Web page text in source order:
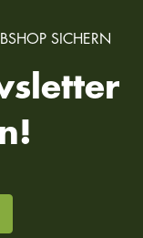
SICHERN